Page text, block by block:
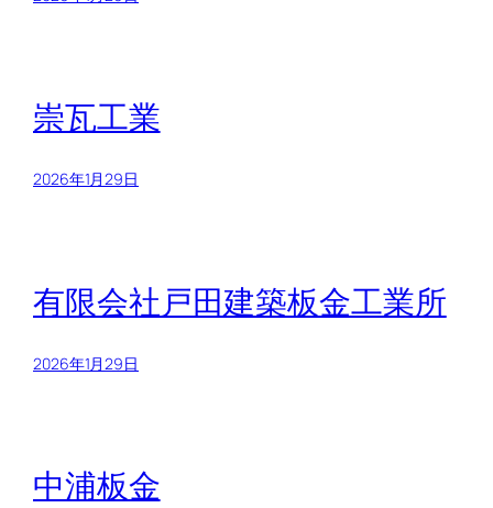
崇瓦工業
2026年1月29日
有限会社戸田建築板金工業所
2026年1月29日
中浦板金